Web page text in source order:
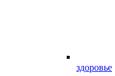
здоровье